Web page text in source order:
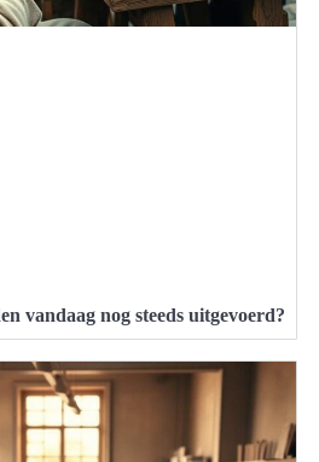
vandaag nog steeds uitgevoerd?